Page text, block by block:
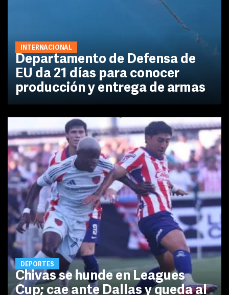
INTERNACIONAL
Departamento de Defensa de
EU da 21 días para conocer
producción y entrega de armas
DEPORTES
Chivas se hunde en Leagues
Cup; cae ante Dallas y queda al